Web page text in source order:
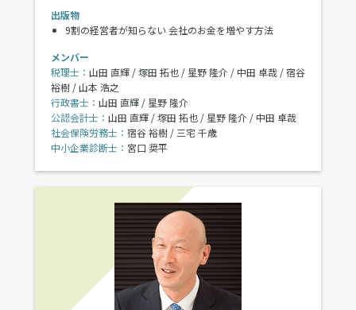
出版物
9割の経営者が知らない 会社のお金を増やす方法
メンバー
税理士： 山田 直輝 / 塚田 拓也 / 星野 隆介 / 中田 卓哉 / 宿谷
裕樹 / 山本 浩之
行政書士： 山田 直輝 / 星野 隆介
公認会計士： 山田 直輝 / 塚田 拓也 / 星野 隆介 / 中田 卓哉
社会保険労務士： 宿谷 裕樹 / 三宅 千歳
中小企業診断士： 宮口 奨平